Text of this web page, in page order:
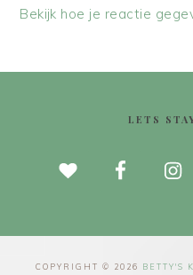
Bekijk hoe je reactie
LETS
COPYRIGHT © 2026 BETTY'S